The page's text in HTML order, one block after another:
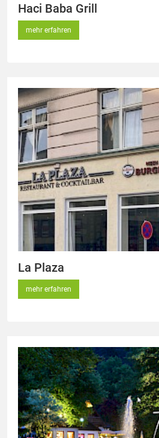
Haci Baba Grill
mehr erfahren
La Plaza
mehr erfahren